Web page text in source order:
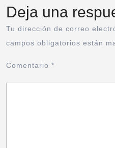
Deja una
Tu dirección de correo
campos obligatorios están
Comentario *